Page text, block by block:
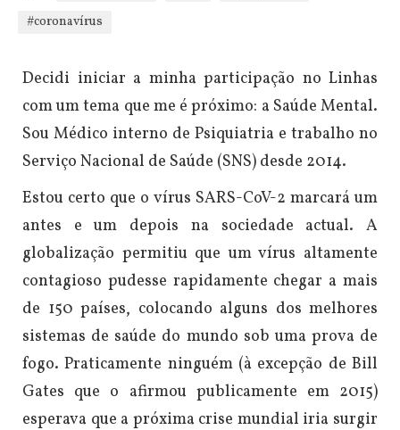
#coronavírus
Decidi iniciar a minha participação no Linhas
com um tema que me é próximo: a Saúde Mental.
Sou Médico interno de Psiquiatria e trabalho no
Serviço Nacional de Saúde (SNS) desde 2014.
Estou certo que o vírus SARS-CoV-2 marcará um
antes e um depois na sociedade actual. A
globalização permitiu que um vírus altamente
contagioso pudesse rapidamente chegar a mais
de 150 países, colocando alguns dos melhores
sistemas de saúde do mundo sob uma prova de
fogo. Praticamente ninguém (à excepção de Bill
Gates que o afirmou publicamente em 2015)
esperava que a próxima crise mundial iria surgir